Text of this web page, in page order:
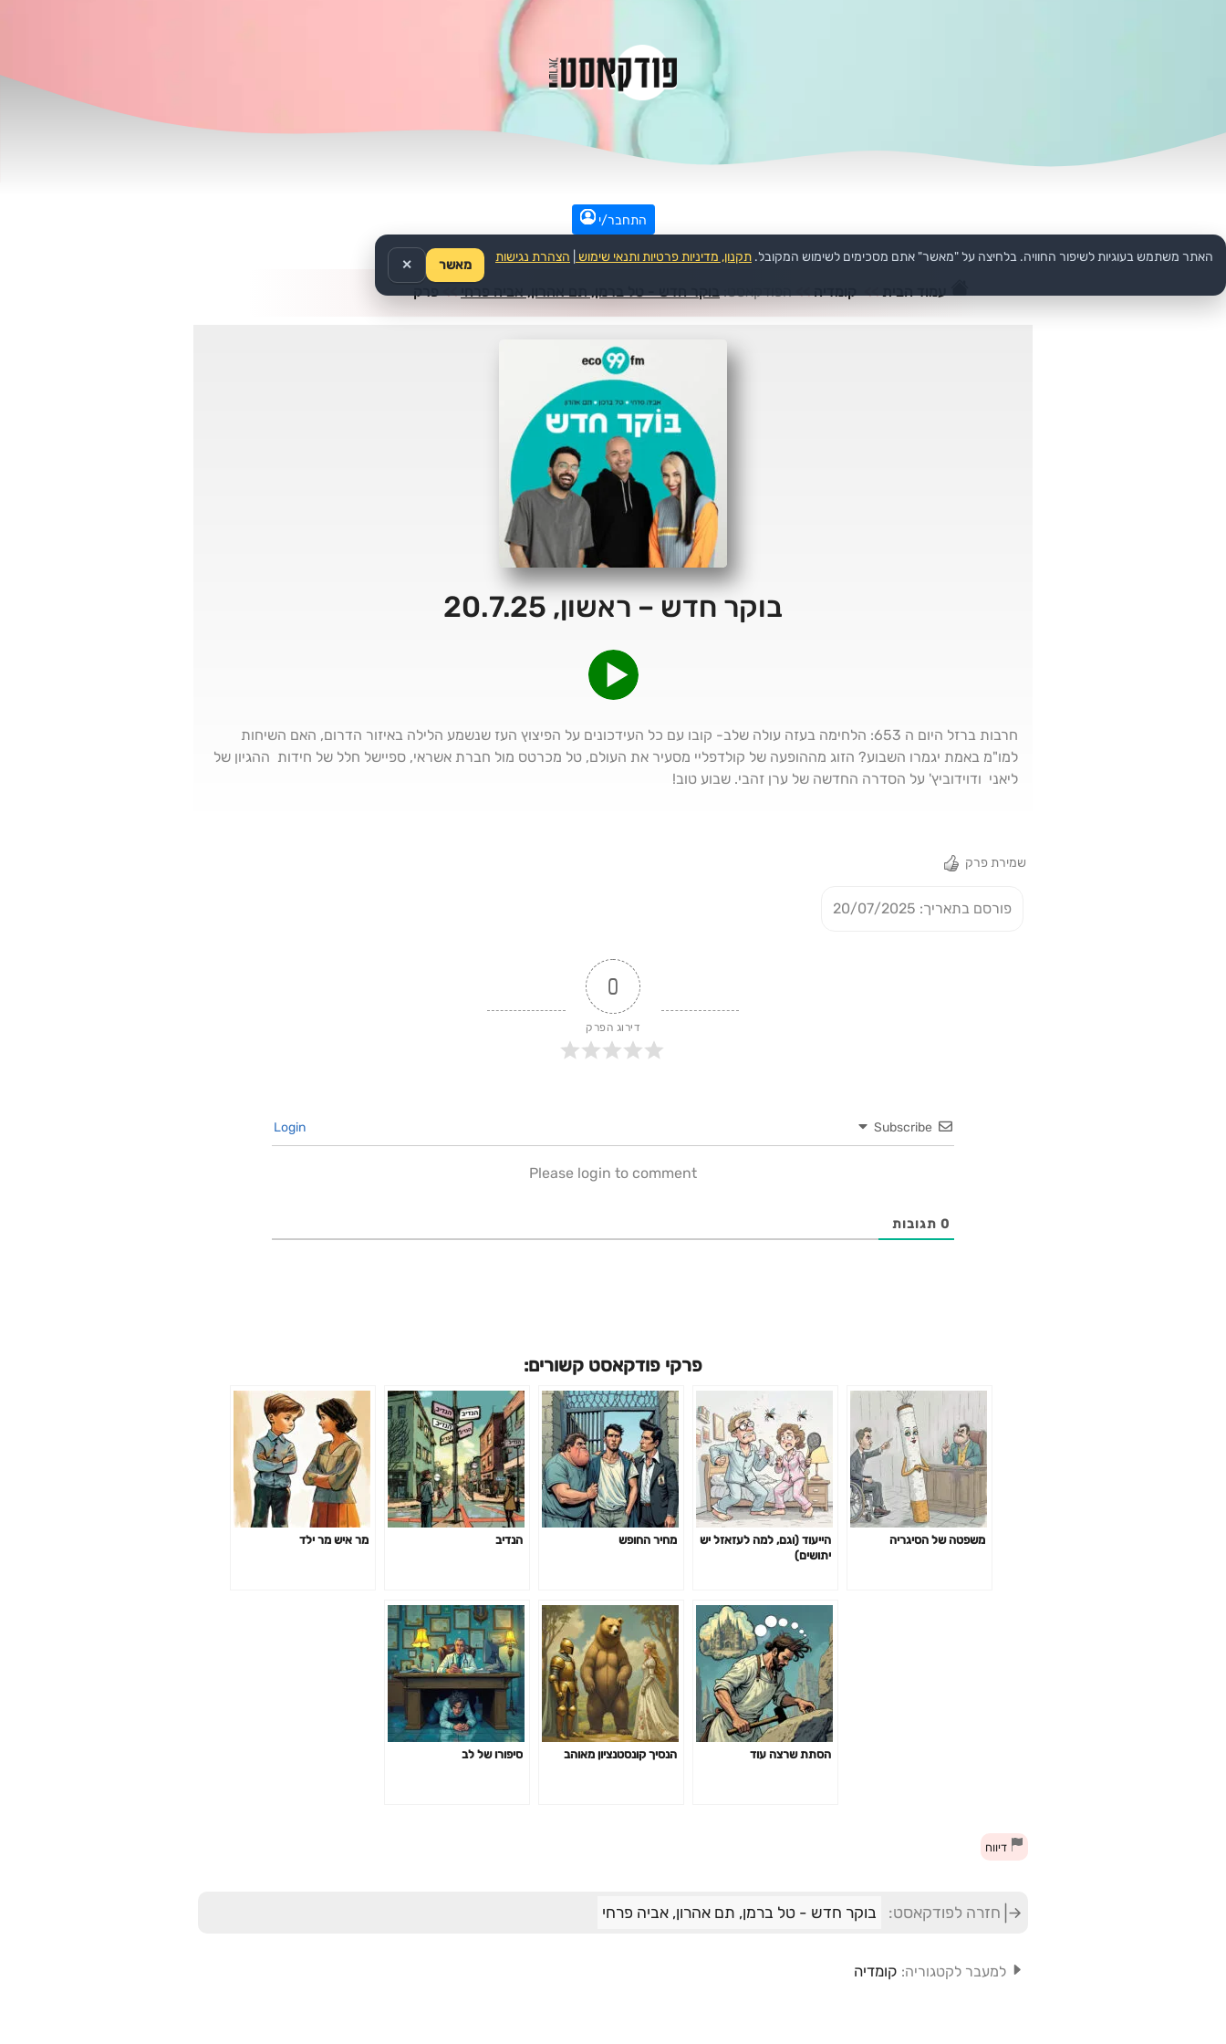
התחבר/י
עמוד הבית >> קומדיה >>הפודקאסט: בוקר חדש - טל ברמן, תם אהרון, אביה פרחי >>פרק
בוקר חדש – ראשון, 20.7.25
חרבות ברזל היום ה 653: הלחימה בעזה עולה שלב- קובו עם כל העידכונים על הפיצוץ העז שנשמע הלילה באיזור הדרום, האם השיחות
למו"מ באמת יגמרו השבוע? הזוג מההופעה של קולדפליי מסעיר את העולם, טל מכרטס מול חברת אשראי, ספיישל חלל של חידות ההגיון של
ליאני ודוידוביץ' על הסדרה החדשה של ערן זהבי. שבוע טוב!
שמירת פרק
פורסם בתאריך: 20/07/2025
0
דירוג הפרק
Subscribe
Please login to comment
0 תגובות
פרקי פודקאסט קשורים:
משפטה של הסיגריה
הייעוד (וגם, למה לעזאזל יש
יתושים)
מחיר החופש הנדיב מר איש מר ילד
הסתת שרצה עוד הנסיך קונסטנציון מאוהב סיפורו של לב
דיווח
חזרה לפודקאסט: בוקר חדש - טל ברמן, תם אהרון, אביה פרחי
למעבר לקטגוריה: קומדיה
האתר משתמש בעוגיות לשיפור החוויה. בלחיצה על "מאשר" אתם מסכימים לשימוש המקובל. תקנון, מדיניות פרטיות ותנאי שימוש הצהרת נגישות
מאשר ✕